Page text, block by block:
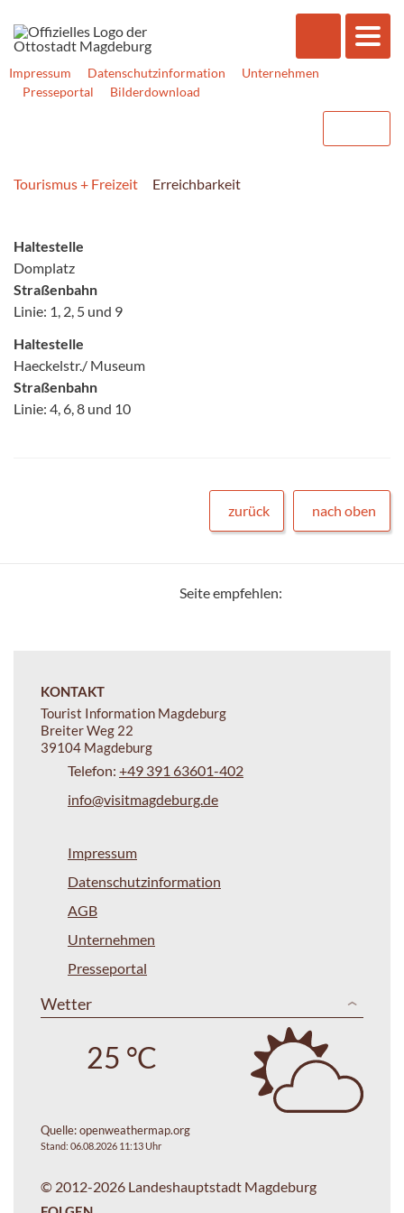
Impressum Datenschutzinformation
Unternehmen
Presseportal
Bilderdownload
Tourismus + Freizeit Erreichbarkeit
Haltestelle
Domplatz
Straßenbahn
Linie: 1, 2, 5 und 9
Haltestelle
Haeckelstr./ Museum
Straßenbahn
Linie: 4, 6, 8 und 10
zurück nach oben
Seite empfehlen:
KONTAKT
Tourist Information Magdeburg
Breiter Weg 22
39104 Magdeburg
Telefon: +49 391 63601-402
info@visitmagdeburg.de
Impressum
Datenschutzinformation
AGB
Unternehmen
Presseportal
Wetter
25 °C
Quelle:openweathermap.org
Stand: 06.08.2026 11:13 Uhr
© 2012-2026 Landeshauptstadt Magdeburg